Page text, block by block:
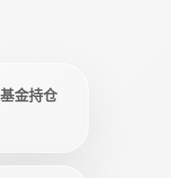
金持仓